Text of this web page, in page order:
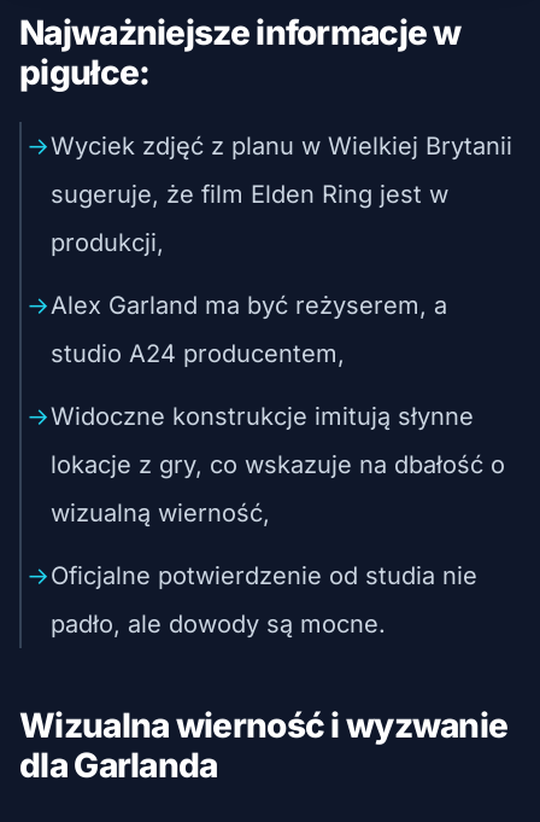
Najważniejsze informacje w
pigułce:
Wyciek zdjęć z planu w Wielkiej Brytanii
sugeruje, że film Elden Ring jest w
produkcji,
Alex Garland ma być reżyserem, a
studio A24 producentem,
Widoczne konstrukcje imitują słynne
lokacje z gry, co wskazuje na dbałość o
wizualną wierność,
Oficjalne potwierdzenie od studia nie
padło, ale dowody są mocne.
Wizualna wierność i wyzwanie
dla Garlanda